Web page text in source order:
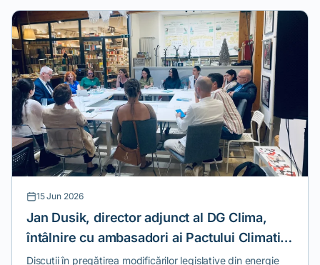
15 Jun 2026
Jan Dusik, director adjunct al DG Clima,
întâlnire cu ambasadori ai Pactului Climatic
European
Discuții în pregătirea modificărilor legislative din energie